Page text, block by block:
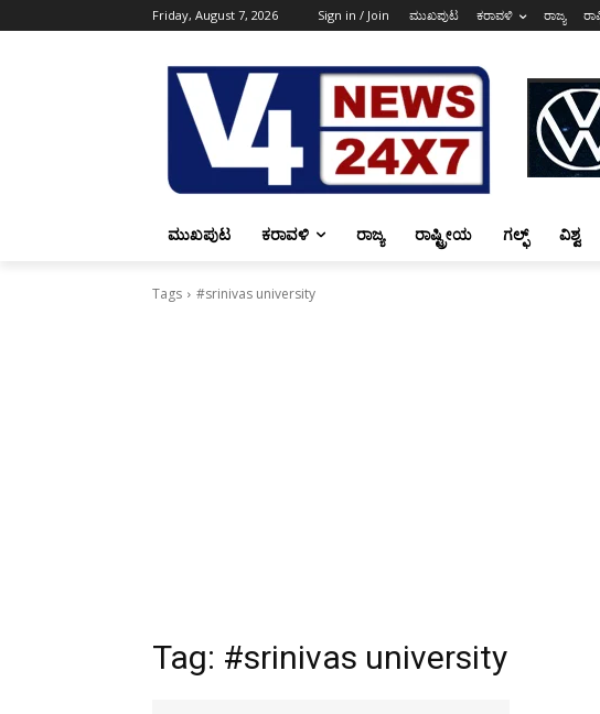
Friday, August 7, 2026 Sign in / Join ಮುಖಪುಟ ಕರಾವಳಿ ರಾಜ್ಯ
ಮುಖಪುಟ ಕರಾವಳಿ ರಾಜ್ಯ ರಾಷ್ಟ್ರೀಯ ಗಲ್ಫ್ ವಿಶ್ವ
Tags #srinivas university
Tag: #srinivas university